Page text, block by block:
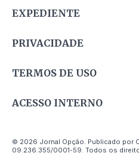
EXPEDIENTE
PRIVACIDADE
TERMOS DE USO
ACESSO INTERNO
© 2026 Jornal Opção. Publicado por
09.236.355/0001-59. Todos os